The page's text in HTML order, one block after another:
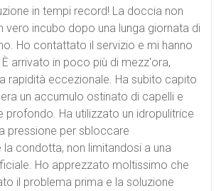
in tempi record! La doccia non
vero incubo dopo una lunga giornata di
Ho contattato il servizio e mi hanno
arrivato in poco più di mezz'ora,
rapidità eccezionale. Ha subito capito
un accumulo ostinato di capelli e
profondo. Ha utilizzato un idropulitrice
pressione per sbloccare
condotta, non limitandosi a una
Ho apprezzato moltissimo che
il problema prima e la soluzione